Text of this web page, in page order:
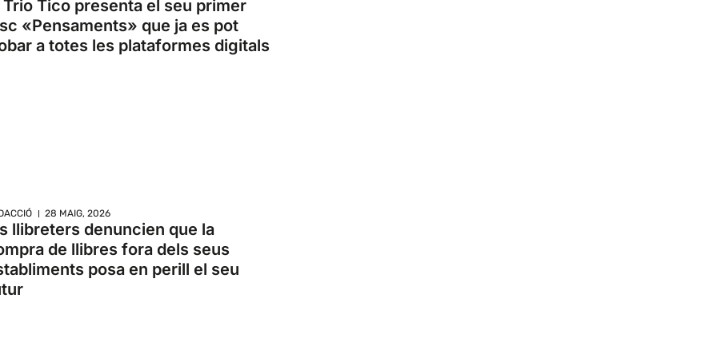
Trio Tico presenta el seu primer
«Pensaments» que ja es pot
a totes les plataformes digitals
28 MAIG, 2026
llibreters denuncien que la
de llibres fora dels seus
posa en perill el seu